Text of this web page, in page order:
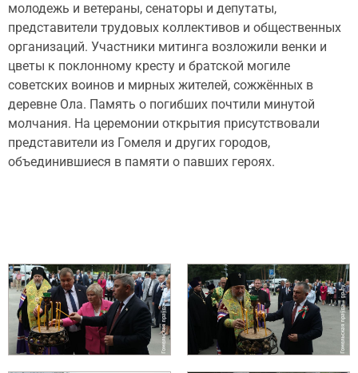
молодежь и ветераны, сенаторы и депутаты,
представители трудовых коллективов и общественных
организаций. Участники митинга возложили венки и
цветы к поклонному кресту и братской могиле
советских воинов и мирных жителей, сожжённых в
деревне Ола. Память о погибших почтили минутой
молчания. На церемонии открытия присутствовали
представители из Гомеля и других городов,
объединившиеся в памяти о павших героях.